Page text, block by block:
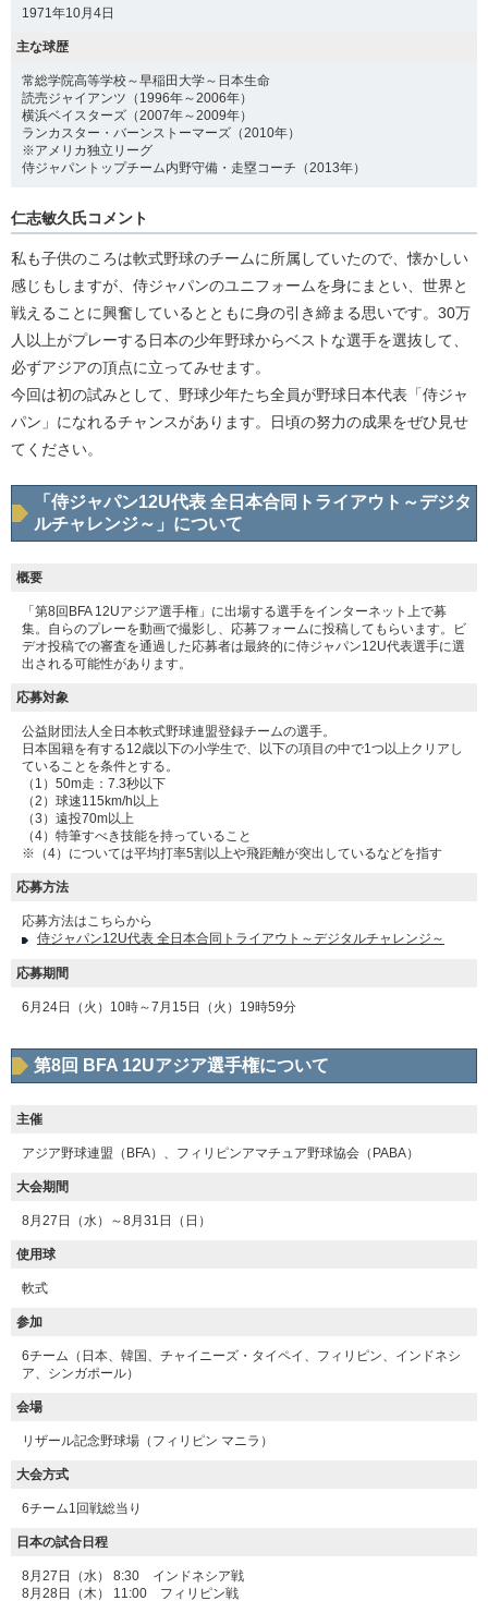
1971年10月4日
主な球歴
常総学院高等学校～早稲田大学～日本生命
読売ジャイアンツ（1996年～2006年）
横浜ベイスターズ（2007年～2009年）
ランカスター・バーンストーマーズ（2010年）
※アメリカ独立リーグ
侍ジャパントップチーム内野守備・走塁コーチ（2013年）
仁志敏久氏コメント
私も子供のころは軟式野球のチームに所属していたので、懐かしい
感じもしますが、侍ジャパンのユニフォームを身にまとい、世界と
戦えることに興奮しているとともに身の引き締まる思いです。30万
人以上がプレーする日本の少年野球からベストな選手を選抜して、
必ずアジアの頂点に立ってみせます。
今回は初の試みとして、野球少年たち全員が野球日本代表「侍ジャ
パン」になれるチャンスがあります。日頃の努力の成果をぜひ見せ
てください。
「侍ジャパン12U代表 全日本合同トライアウト～デジタ
ルチャレンジ～」について
概要
「第8回BFA 12Uアジア選手権」に出場する選手をインターネット上で募
集。自らのプレーを動画で撮影し、応募フォームに投稿してもらいます。ビ
デオ投稿での審査を通過した応募者は最終的に侍ジャパン12U代表選手に選
出される可能性があります。
応募対象
公益財団法人全日本軟式野球連盟登録チームの選手。
日本国籍を有する12歳以下の小学生で、以下の項目の中で1つ以上クリアし
ていることを条件とする。
（1）50m走：7.3秒以下
（2）球速115km/h以上
（3）遠投70m以上
（4）特筆すべき技能を持っていること
※（4）については平均打率5割以上や飛距離が突出しているなどを指す
応募方法
応募方法はこちらから
侍ジャパン12U代表 全日本合同トライアウト～デジタルチャレンジ～
応募期間
6月24日（火）10時～7月15日（火）19時59分
第8回 BFA 12Uアジア選手権について
主催
アジア野球連盟（BFA）、フィリピンアマチュア野球協会（PABA）
大会期間
8月27日（水）～8月31日（日）
使用球
軟式
参加
6チーム（日本、韓国、チャイニーズ・タイペイ、フィリピン、インドネシ
ア、シンガポール）
会場
リザール記念野球場（フィリピン マニラ）
大会方式
6チーム1回戦総当り
日本の試合日程
8月27日（水） 8:30 インドネシア戦
8月28日（木） 11:00 フィリピン戦